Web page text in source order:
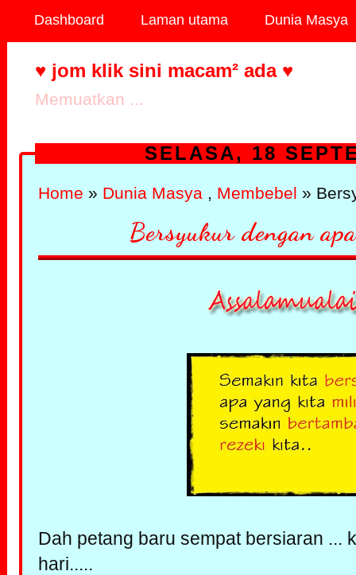
Dashboard Laman utama Dunia Masya
♥ jom klik sini macam² ada ♥
Memuatkan ...
SELASA, 18
Home » Dunia Masya Membebel »
Bersyukur dengan
Dah petang baru sempat bersiaran ...
hari.....